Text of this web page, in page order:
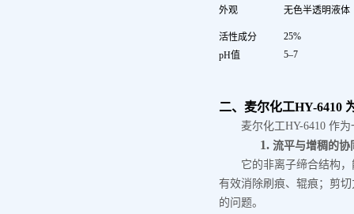
外观 无色半透明液体
活性成分
25%
pH值
5–7
二、 麦尔化工HY-6410
麦尔化工HY-6410 作
1. 流平与增稠的协
它的非离子缔合结构
有效消除刷痕、辊痕；剪
的问题。